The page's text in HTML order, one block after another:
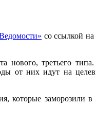
со ссылкой
нового, третьего
от них идут на
которые заморозили